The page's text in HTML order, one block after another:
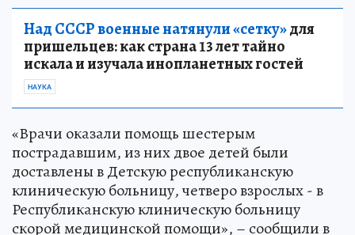
Над СССР военные натянули «сетку»для
пришельцев: как страна 13 лет тайно
искала и изучала инопланетных гостей
НАУКА
«Врачи оказали помощь шестерым
пострадавшим, из них двое детей были
доставлены в Детскую республиканскую
клиническую больницу, четверо взрослых - в
Республиканскую клиническую больницу
скорой медицинской помощи», – сообщили в